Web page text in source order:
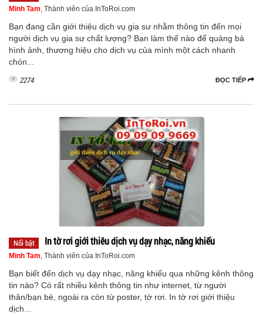
Minh Tam , Thành viên của InToRoi.com
Bạn đang cần giới thiệu dịch vụ gia sư nhằm thông tin đến mọi
người dịch vụ gia sư chất lượng? Bạn làm thế nào để quảng bá
hình ảnh, thương hiệu cho dịch vụ của mình một cách nhanh
chón...
ĐỌC TIẾP
2274
Nổi bật In tờ rơi giới thiêu dịch vụ dạy nhạc, năng khiếu
Minh Tam , Thành viên của InToRoi.com
Bạn biết đến dịch vụ dạy nhạc, năng khiếu qua những kênh thông
tin nào? Có rất nhiều kênh thông tin như internet, từ người
thân/bạn bè, ngoài ra còn từ poster, tờ rơi. In tờ rơi giới thiệu
dịch...